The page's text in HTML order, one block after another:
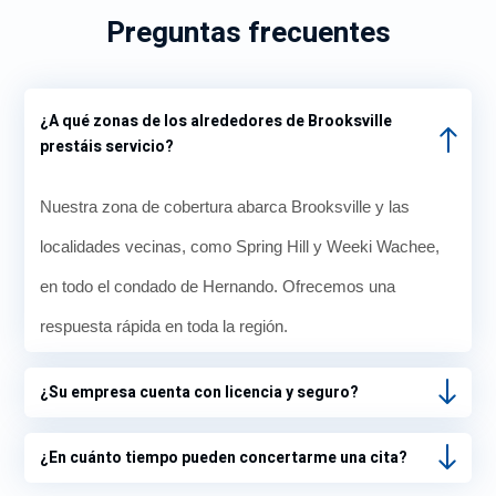
Preguntas frecuentes
¿A qué zonas de los alrededores de Brooksville
prestáis servicio?
Nuestra zona de cobertura abarca Brooksville y las
localidades vecinas, como Spring Hill y Weeki Wachee,
en todo el condado de Hernando. Ofrecemos una
respuesta rápida en toda la región.
¿Su empresa cuenta con licencia y seguro?
¿En cuánto tiempo pueden concertarme una cita?